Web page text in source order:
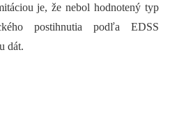
je, že nebol hodnotený typ
postihnutia podľa EDSS
dát.